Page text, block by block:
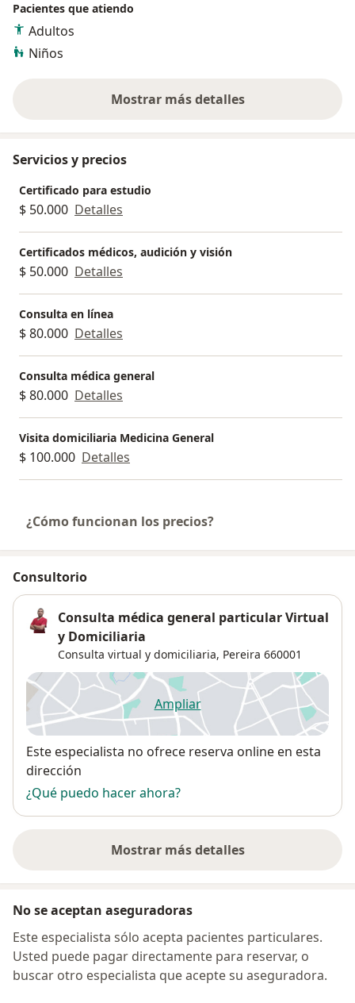
Pacientes que atiendo
Adultos
Niños
Mostrar más detalles
sobre la experiencia
Servicios y precios
Certificado para estudio
$ 50.000 Detalles
Certificados médicos, audición y visión
$ 50.000 Detalles
Consulta en línea
$ 80.000 Detalles
Consulta médica general
$ 80.000 Detalles
Visita domiciliaria Medicina General
$ 100.000 Detalles
¿Cómo funcionan los precios?
Consultorio
Consulta médica general particular Virtual
y Domiciliaria
Consulta virtual y domiciliaria, Pereira 660001
Ampliarse abre en una nueva
Disponibilidad
Este especialista no ofrece reserva online en esta
dirección
¿Qué puedo hacer ahora?
Mostrar más detalles
sobre la dirección
No se aceptan aseguradoras
Este especialista sólo acepta pacientes particulares.
Usted puede pagar directamente para reservar, o
buscar otro especialista que acepte su aseguradora.